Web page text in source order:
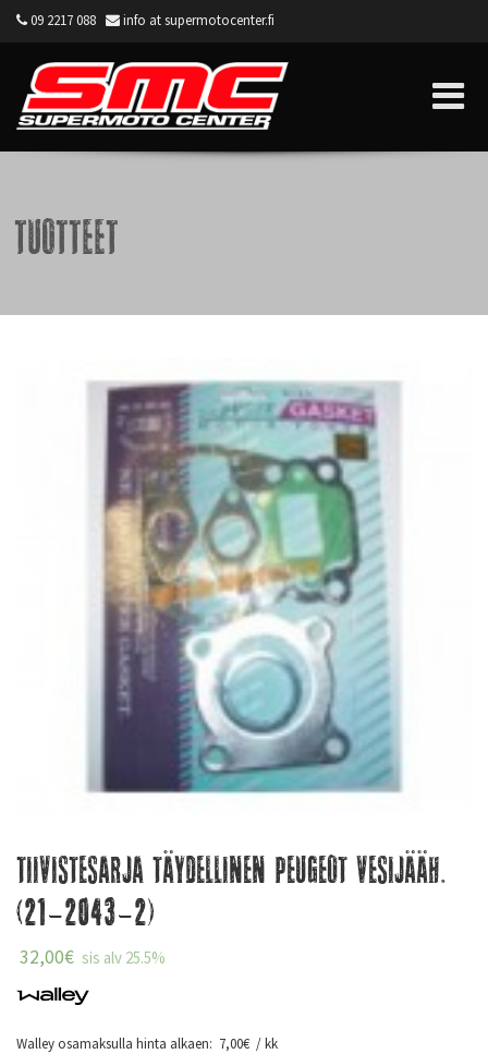
09 2217 088 info at supermotocenter.fi
Tuotteet
Tiivistesarja täydellinen Peugeot vesijääh.
(21-2043-2)
32,00€ sis alv 25.5%
Walley osamaksulla hinta alkaen: 7,00€ / kk